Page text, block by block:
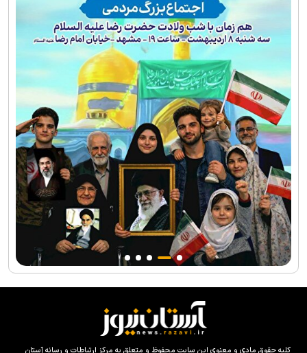
کلیه حقوق مادی و معنوی این سایت محفوظ و متعلق به مرکز ارتباطات و رسانه آستان